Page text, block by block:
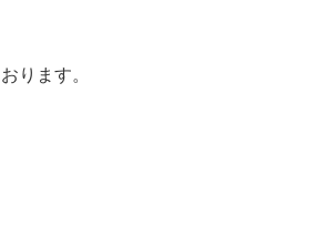
ります。